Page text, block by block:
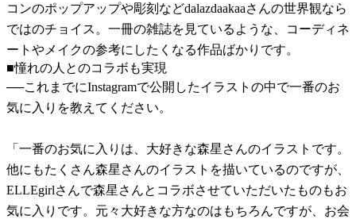
コンのポップアップや彫刻などdalazdaakaaさんの世界観なら
ではのチョイス。一冊の雑誌を見ているような、コーディネ
ートやメイクの参考にしたくなる作品ばかりです。
■憧れの人とのコラボも実現
──これまでにInstagramで公開したイラストの中で一番のお
気に入りを教えてください。
「一番のお気に入りは、大好きな森星さんのイラストです。
他にもたくさん森星さんのイラストを描いているのですが、
ELLEgirlさんで森星さんとコラボさせていただいたものもお
気に入りです。元々大好きな方なのはもちろんですが、お会